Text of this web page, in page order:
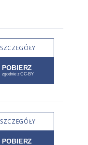
SZCZEGÓŁY
SZCZEGÓŁY